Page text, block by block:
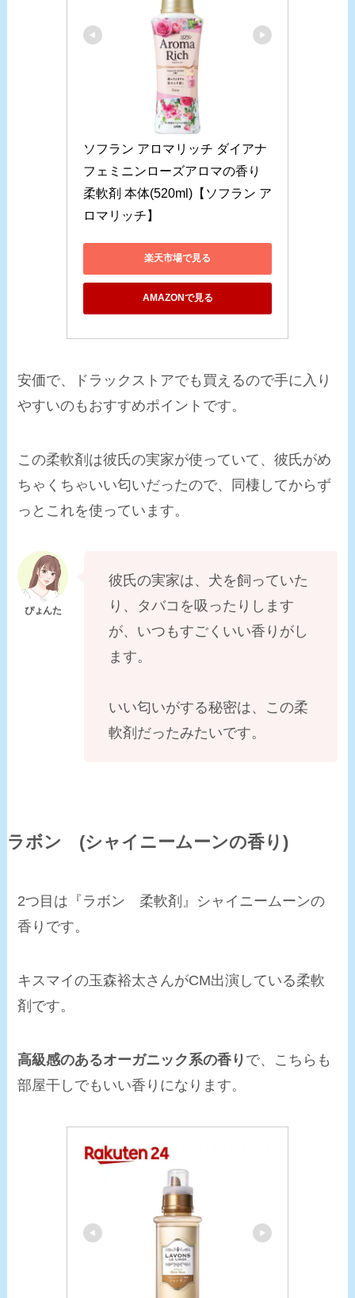
ソフラン アロマリッチ ダイアナ
フェミニンローズアロマの香り
柔軟剤 本体(520ml)【ソフラン ア
ロマリッチ】
楽天市場で見る
AMAZONで見る
安価で、ドラックストアでも買えるので手に入り
やすいのもおすすめポイン トです。
この柔軟剤は彼氏の実家が使っていて、彼氏がめ
ちゃくちゃいい匂いだったので、同棲してからず
っとこれを使っています。
彼氏の実家は、 犬を飼っていた
り、タバコを吸ったりします
が、いつもすごくいい香りがし
ます。
いい匂いがする秘密は、この柔
軟剤だったみたいです。
ラボン (シャイニームーンの香り)
2つ目は 『ラボン 柔軟剤』シャイニームーンの
香り です。
キスマイの玉森裕太さんがCM出演している柔軟
剤です。
高級感のあるオーガニック系の香り で、こちらも
部屋干しでもいい香りになります。